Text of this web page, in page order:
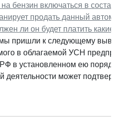
бензин включаться в
продать данный
ли он будет платить
пришли к следующему
в облагаемой УСН
в установленном ею
деятельности может